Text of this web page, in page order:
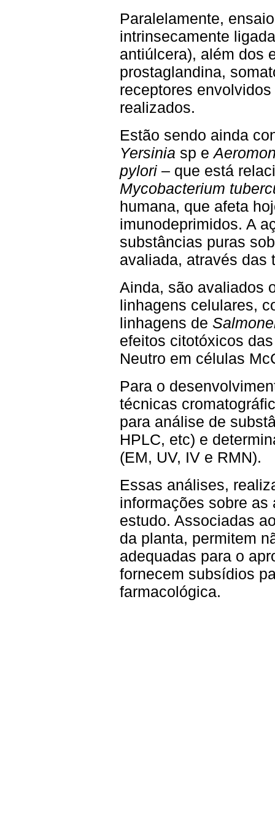
Paralelamente,
intrinsecamente
antiúlcera), além dos
prostaglandina,
receptores
realizados.
Estão sendo ainda
Yersinia sp e
pylori – que está
Mycobacterium
humana, que afeta
imunodeprimidos. A
substâncias puras
avaliada, através das
Ainda, são avaliados
linhagens celulares,
linhagens de
efeitos citotóxicos
Neutro em células
Para o
técnicas
para análise de
HPLC, etc) e
(EM, UV, IV e RMN).
Essas análises,
informações sobre
estudo. Associadas
da planta, permitem
adequadas para o
fornecem subsídios
farmacológica.